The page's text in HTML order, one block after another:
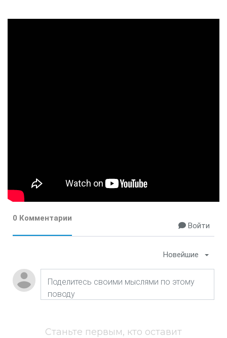
0 Комментарии
Войти
Новейшие
Станьте первым, кто оставит